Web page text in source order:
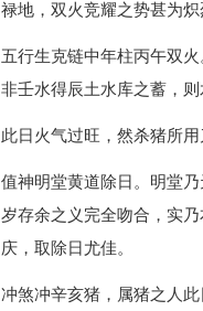
禄地，双火竞耀之势甚为炽
五行生克链中年柱丙午双
非壬水得辰土水库之蓄，则
此日火气过旺，然杀猪所
值神明堂黄道除日。明堂
岁存余之义完全吻合，实
庆，取除日尤佳。
冲煞冲辛亥猪，属猪之人